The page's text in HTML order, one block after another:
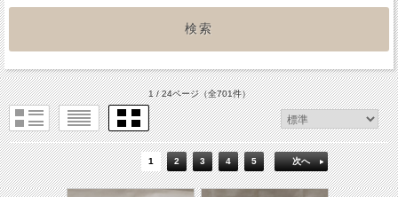
1 / 24ページ（全701件）
1 2 3 4 5 次へ